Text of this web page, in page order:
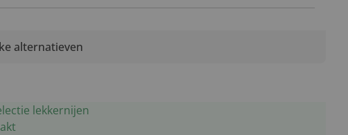
alternatieven
lekkernijen